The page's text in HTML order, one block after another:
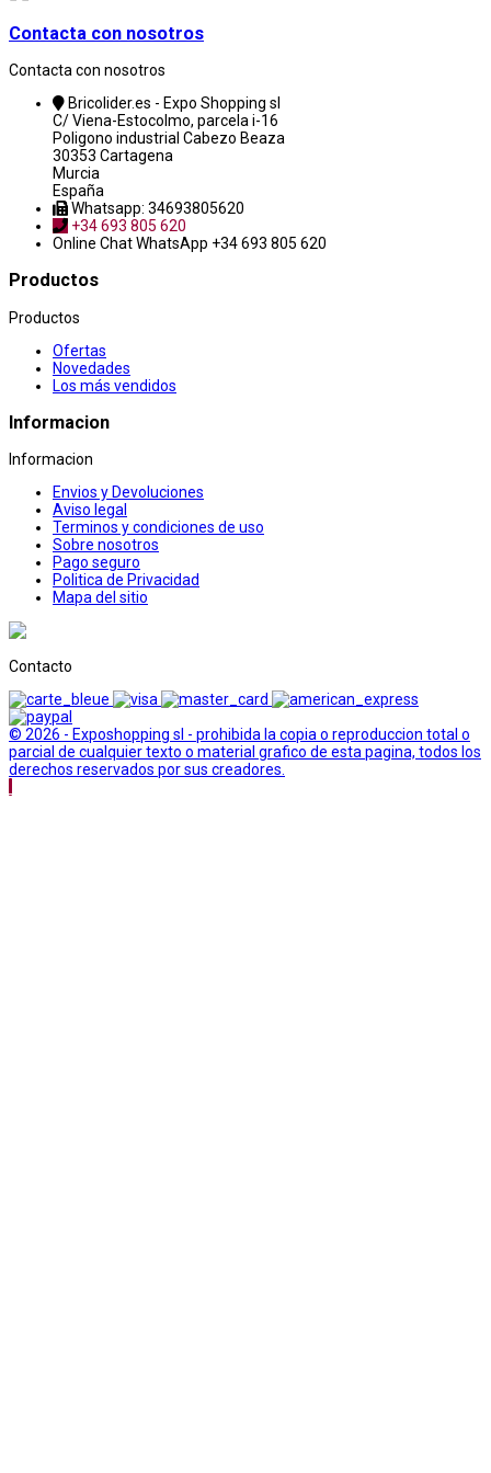
Contacta con nosotros
Contacta con nosotros
Bricolider.es - Expo Shopping sl
C/ Viena-Estocolmo, parcela i-16
Poligono industrial Cabezo Beaza
30353 Cartagena
Murcia
España
Whatsapp: 34693805620
+34 693 805 620
Online ChatWhatsApp +34 693 805 620
Productos
Productos
Ofertas
Novedades
Los más vendidos
Informacion
Informacion
Envios y Devoluciones
Aviso legal
Terminos y condiciones de uso
Sobre nosotros
Pago seguro
Politica de Privacidad
Mapa del sitio
Contacto
© 2026 - Exposhopping sl - prohibida la copia o reproduccion total o
parcial de cualquier texto o material grafico de esta pagina, todos los
derechos reservados por sus creadores.